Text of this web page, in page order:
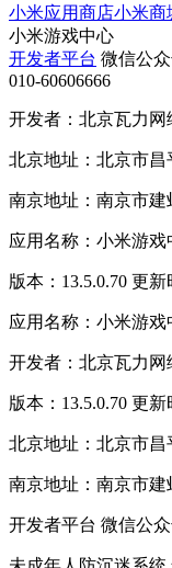
小米应用商店小米商
小米游戏中心
开发者平台 微信公
010-60606666
开发者：北京瓦力网
北京地址：北京市昌
南京地址：南京市建
应用名称：小米游戏
版本：13.5.0.70 更
应用名称：小米游戏
开发者：北京瓦力网
版本：13.5.0.70 更
北京地址：北京市昌
南京地址：南京市建
开发者平台 微信公